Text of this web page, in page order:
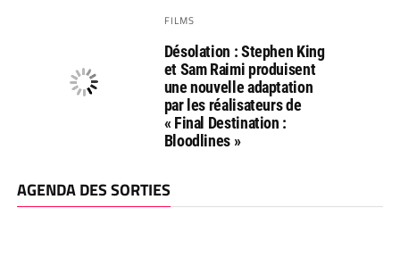
FILMS
Désolation : Stephen King
et Sam Raimi produisent
une nouvelle adaptation
par les réalisateurs de
« Final Destination :
Bloodlines »
AGENDA DES SORTIES